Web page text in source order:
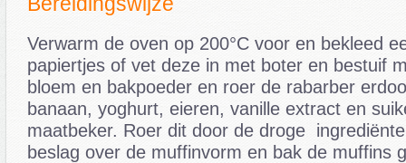
Verwarm de oven op 200°C voor en bekleed
papiertjes of vet deze in met boter en bestuif
bloem en bakpoeder en roer de rabarber
banaan, yoghurt, eieren, vanille extract en
maatbeker. Roer dit door de droge
beslag over de muffinvorm en bak de muffins